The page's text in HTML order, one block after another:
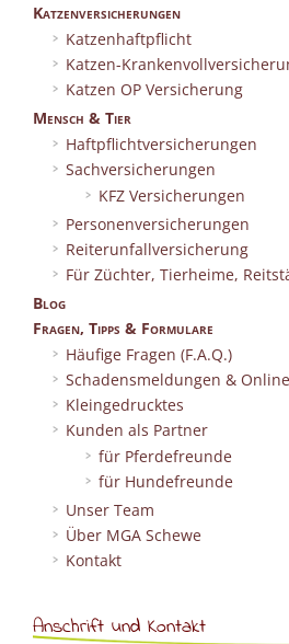
Katzenversicherungen
Katzenhaftpflicht
Katzen-
Katzen OP Versicherung
Mensch & Tier
Haftpflichtversicherungen
Sachversicherungen
KFZ Versicherungen
Personenversicherungen
Reiterunfallversicherung
Für Züchter, Tierheime,
Blog
Fragen, Tipps & Formulare
Häufige Fragen (F.A.Q.)
Schadensmeldungen &
Kleingedrucktes
Kunden als Partner
für Pferdefreunde
für Hundefreunde
Unser Team
Über MGA Schewe
Kontakt
Anschrift und Kontakt